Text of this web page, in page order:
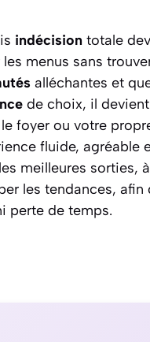
indécision totale
menus sans
alléchantes et
de choix, il
foyer ou votre
fluide,
meilleures sorties,
les tendances,
perte de temps.